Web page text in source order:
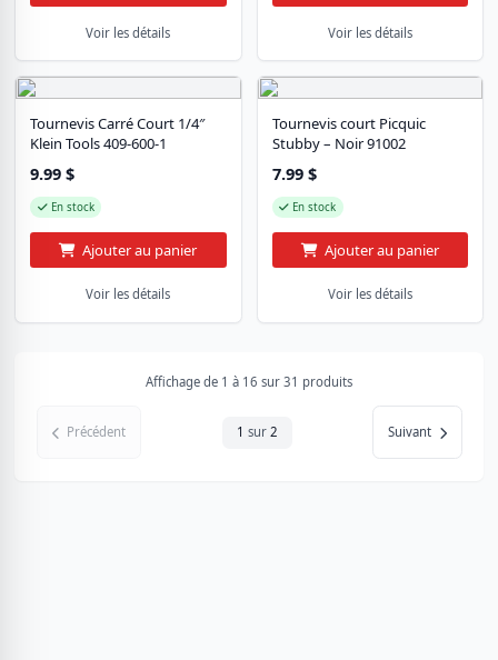
Voir les détails Voir les détails
Tournevis Carré Court 1/4″
Klein Tools 409-600-1
9.99 $
En stock
Ajouter au panier
Voir les détails
Tournevis court Picquic
Stubby – Noir 91002
7.99 $
En stock
Ajouter au panier
Voir les détails
Affichage de 1 à 16 sur 31 produits
Précédent 1 sur 2 Suivant